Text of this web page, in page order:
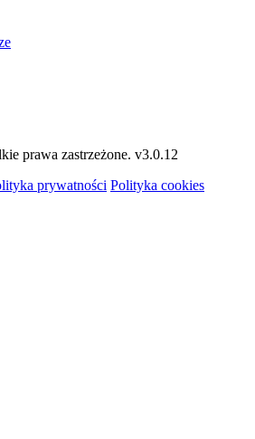
prawa zastrzeżone. v3.0.12
prywatności Polityka cookies